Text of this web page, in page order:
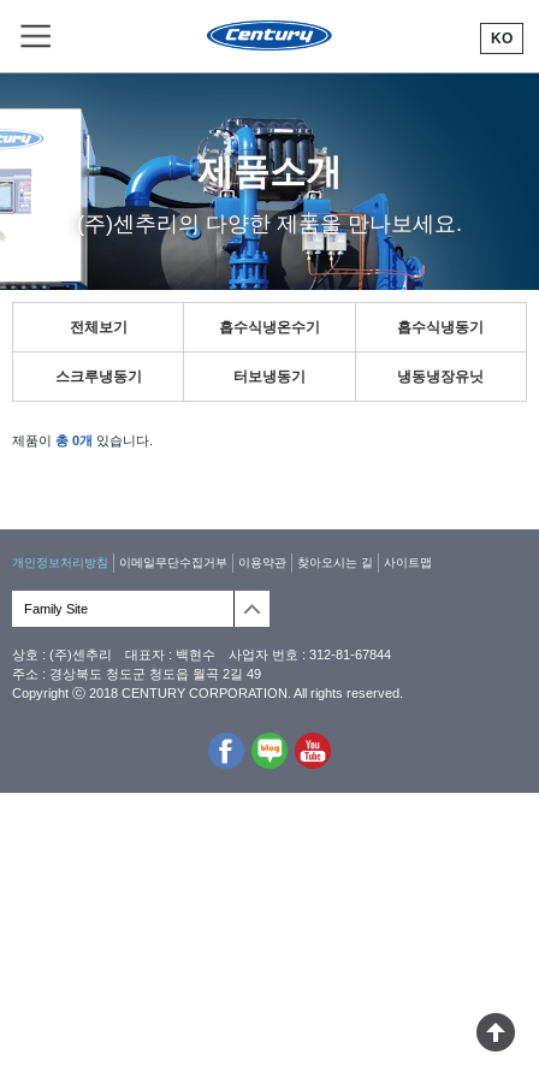
KO
제품소개
(주)센추리의 다양한 제품을 만나보세요.
전체보기 흡수식냉온수기 흡수식냉동기
스크루냉동기 터보냉동기 냉동냉장유닛
제품이 총 0개 있습니다.
개인정보처리방침 이메일무단수집거부 이용약관 찾아오시는 길 사이트맵
Family Site
상호 : (주)센추리 대표자 : 백현수 사업자 번호 : 312-81-67844
주소 : 경상북도 청도군 청도읍 월곡 2길 49
Copyright ⓒ 2018 CENTURY CORPORATION. All rights reserved.